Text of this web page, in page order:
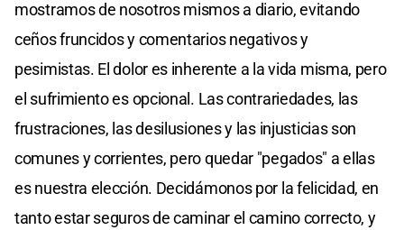
mostramos de nosotros mismos a diario, evitando
ceños fruncidos y comentarios negativos y
pesimistas. El dolor es inherente a la vida misma, pero
el sufrimiento es opcional. Las contrariedades, las
frustraciones, las desilusiones y las injusticias son
comunes y corrientes, pero quedar "pegados" a ellas
es nuestra elección. Decidámonos por la felicidad, en
tanto estar seguros de caminar el camino correcto, y